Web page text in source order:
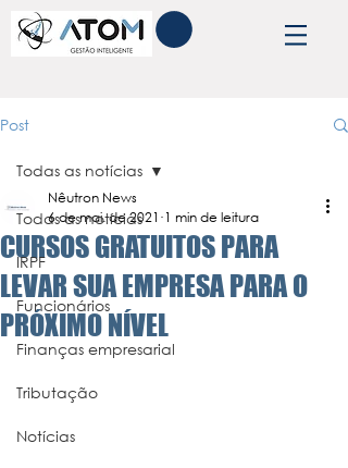
Post
Todas as notícias
IRPF
Funcionários
Finanças empresarial
Tributação
Notícias
Todas as notícias
CURSOS GRATUITOS PARA
LEVAR SUA EMPRESA PARA O
PRÓXIMO NÍVEL
Nêutron News
6 de mai. de 2021 1 min de leitura